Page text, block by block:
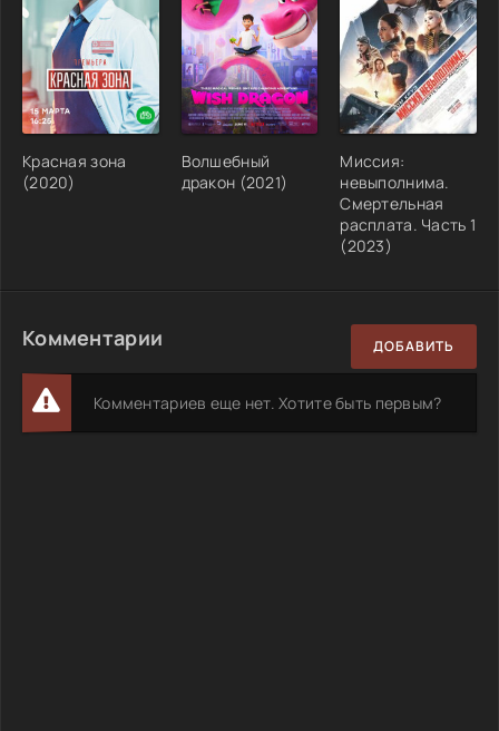
Красная зона
(2020)
Волшебный
дракон (2021)
Миссия:
невыполнима.
Смертельная
расплата. Часть 1
(2023)
Комментарии ДОБАВИТЬ
Комментариев еще нет. Хотите быть первым?